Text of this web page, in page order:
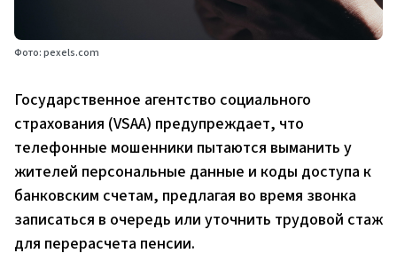
Фото: pexels.com
Государственное агентство социального
страхования (VSAA) предупреждает, что
телефонные мошенники пытаются выманить у
жителей персональные данные и коды доступа к
банковским счетам, предлагая во время звонка
записаться в очередь или уточнить трудовой стаж
для перерасчета пенсии.